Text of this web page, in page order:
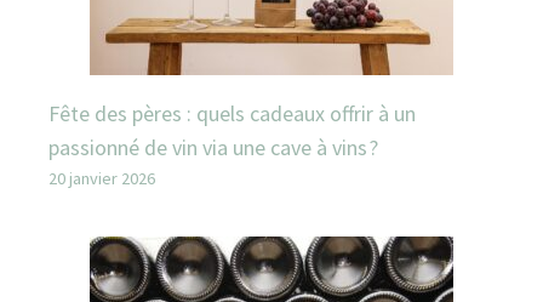
Fête des pères : quels cadeaux offrir à un
passionné de vin via une cave à vins ?
20 janvier 2026